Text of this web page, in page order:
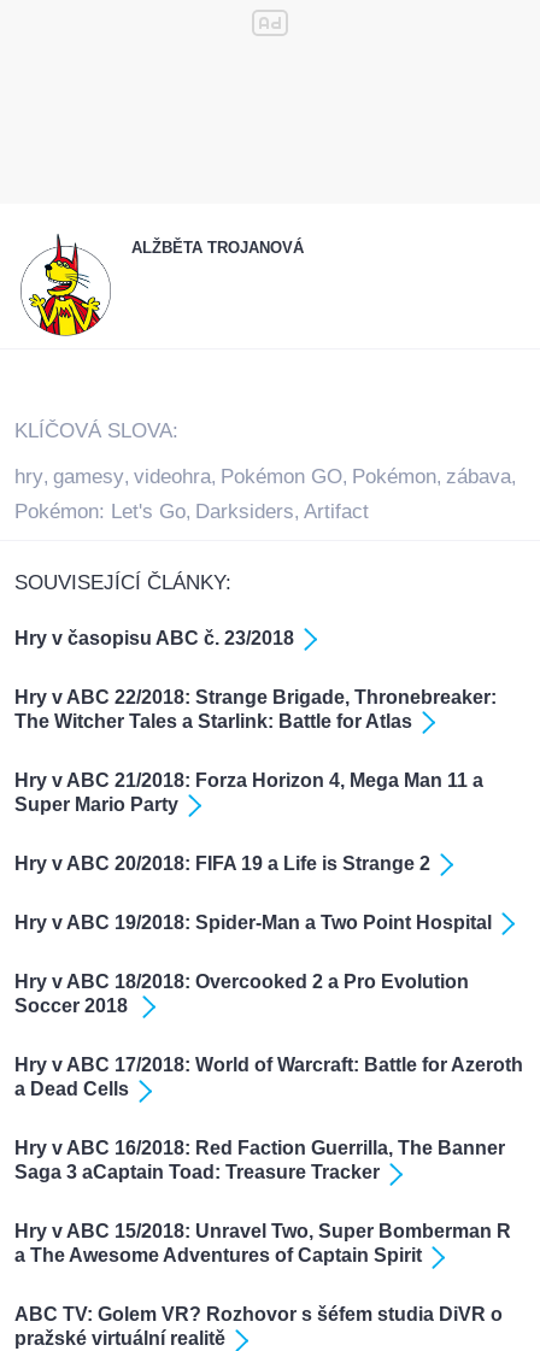
ALŽBĚTA TROJANOVÁ
KLÍČOVÁ SLOVA:
hry, gamesy, videohra, Pokémon GO, Pokémon, zábava,
Pokémon: Let's Go, Darksiders, Artifact
SOUVISEJÍCÍ ČLÁNKY:
Hry v časopisu ABC č. 23/2018
Hry v ABC 22/2018: Strange Brigade, Thronebreaker:
The Witcher Tales a Starlink: Battle for Atlas
Hry v ABC 21/2018: Forza Horizon 4, Mega Man 11 a
Super Mario Party
Hry v ABC 20/2018: FIFA 19 a Life is Strange 2
Hry v ABC 19/2018: Spider-Man a Two Point Hospital
Hry v ABC 18/2018: Overcooked 2 a Pro Evolution
Soccer 2018
Hry v ABC 17/2018: World of Warcraft: Battle for Azeroth
a Dead Cells
Hry v ABC 16/2018: Red Faction Guerrilla, The Banner
Saga 3 aCaptain Toad: Treasure Tracker
Hry v ABC 15/2018: Unravel Two, Super Bomberman R
a The Awesome Adventures of Captain Spirit
ABC TV: Golem VR? Rozhovor s šéfem studia DiVR o
pražské virtuální realitě